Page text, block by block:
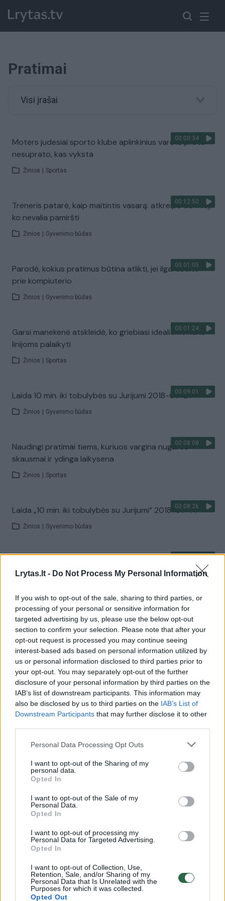
Lrytas.lt - Do Not Process My Personal Information
If you wish to opt-out of the sale, sharing to third parties, or
processing of your personal or sensitive information for
targeted advertising by us, please use the below opt-out
section to confirm your selection. Please note that after your
opt-out request is processed you may continue seeing
interest-based ads based on personal information utilized by
us or personal information disclosed to third parties prior to
your opt-out. You may separately opt-out of the further
disclosure of your personal information by third parties on the
IAB’s list of downstream participants. This information may
also be disclosed by us to third parties on the IAB’s List of
Downstream Participants that may further disclose it to other
Personal Data Processing Opt Outs
I want to opt-out of the Sharing of my
personal data.
Opted In
I want to opt-out of the Sale of my
Personal Data.
Opted In
I want to opt-out of processing my
Personal Data for Targeted Advertising.
Opted In
I want to opt-out of Collection, Use,
Retention, Sale, and/or Sharing of my
Personal Data that Is Unrelated with the
Purposes for which it was collected.
Opted Out
Pratimai
Visi įrašai
00:00:34
Moters judesiai sporto klube aplinkinius varė iš proto –
nesuprato, kas vyksta
Žinios Sportas
00:12:50
Treneris patarė, kaip maitintis vasarą: atkreipė dėmesį,
ko nevalia pamiršti
Žinios Gyvenimo būdas
00:01:05
Parodė, kokius pratimus būtina atlikti, jei ilgai sėdite
prie kompiuterio
Žinios Gyvenimo būdas
00:01:24
Garsi manekenė atskleidė, ko griebiasi idealioms kūno
linijoms palaikyti
Žinios Sportas
00:09:01
Laida 10 min. iki tobulybės su Jurijumi 2018-07-21
Žinios Gyvenimo būdas
00:08:08
Naudingi pratimai tiems, kuriuos vargina nugaros
skausmai ir ydinga laikysena
Žinios Sportas
00:08:26
Laida „10 min. iki tobulybės su Jurijumi“ 2018-07-14
Žinios Gyvenimo būdas
ir išmokykite vaikus
00:09:44
Laida „10 min. iki tobulybės su Jurijumi“ 2018-07-07
Žinios | Gyvenimo būdas
00:08:24
Kad diena prasidėtų žvaliai: vos 10 minučių truksianti
rytinė mankšta
Žinios | Sportas
beveik pusės šimto kilogramų
Žinios
Laida „10 min. iki tobulybės su Jurijumi“ 2018-06-09
Žinios | Gyvenimo būdas